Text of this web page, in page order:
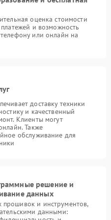
оценка стоимости
и возможность
или онлайн на
доставку техники
и качественный
Клиенты могут
Также
обслуживание для
решение и
данных
и инструментов,
данными: